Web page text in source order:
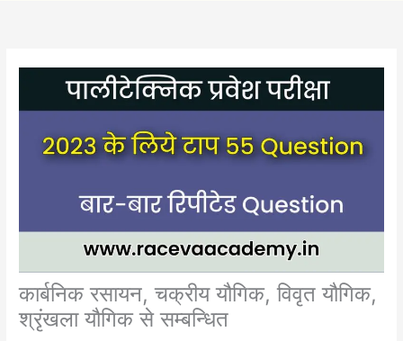
कार्बनिक रसायन, चक्रीय यौगिक, विवृत यौगिक,
श्रृंखला यौगिक से सम्बन्धित